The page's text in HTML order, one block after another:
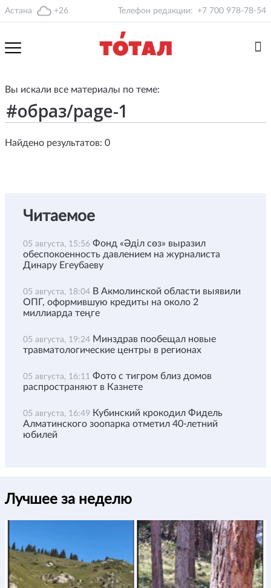
Астана +26 Телефон редакции: +7 700 978-78-54
Вы искали все материалы по теме:
Найдено результатов: 0
Читаемое
05 августа, 15:56 Фонд «Әділ сөз» выразил
обеспокоенность давлением на журналиста
Динару Егеубаеву
05 августа, 18:04 В Акмолинской области выявили
ОПГ, оформившую кредиты на около 2
миллиарда теңге
05 августа, 19:24 Минздрав пообещал новые
травматологические центры в регионах
05 августа, 16:11 Фото с тигром близ домов
распространяют в Казнете
05 августа, 16:49 Кубинский крокодил Фидель
Алматинского зоопарка отметил 40-летний
юбилей
Лучшее за неделю